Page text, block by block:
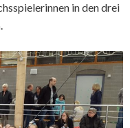
in den drei